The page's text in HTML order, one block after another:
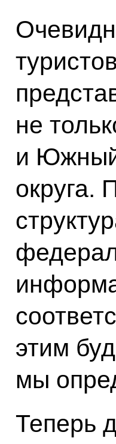
не
и Южный
округа.
этим
мы
Теперь